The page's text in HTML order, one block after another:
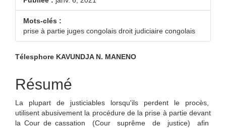
Mots-clés :
prise à partie juges congolais droit judiciaire congolais
Contenu
principal
de
l'article
Télesphore KAVUNDJA N. MANENO
Résumé
La plupart de justiciables lorsqu'ils perdent le procès,
utilisent abusivement la procédure de la prise à partie devant
la Cour de cassation (Cour suprême de justice) afin